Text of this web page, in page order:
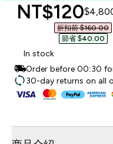
NT$120‎
折扣前 $160.00‎
節省 $40.00‎
In stock
Order before 00:30
30-day returns on all